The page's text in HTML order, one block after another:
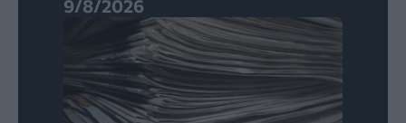
9/8/2026